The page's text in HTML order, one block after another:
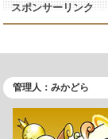
スポンサーリンク
管理人：みかどら